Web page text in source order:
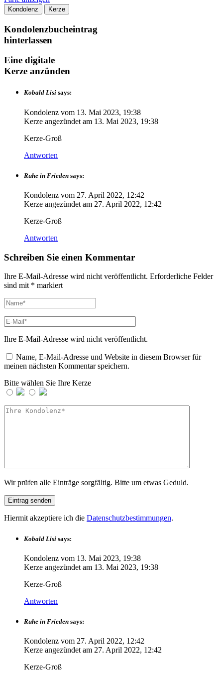
Kondolenz Kerze
Kondolenzbucheintrag
hinterlassen
Eine digitale
Kerze anzünden
Kobald Lisi says:
Kondolenz vom 13. Mai 2023, 19:38
Kerze angezündet am 13. Mai 2023, 19:38
Kerze-Groß
Antworten
Ruhe in Frieden says:
Kondolenz vom 27. April 2022, 12:42
Kerze angezündet am 27. April 2022, 12:42
Kerze-Groß
Antworten
Schreiben Sie einen Kommentar
Ihre E-Mail-Adresse wird nicht veröffentlicht. Erforderliche Felder
sind mit * markiert
Ihre E-Mail-Adresse wird nicht veröffentlicht.
Name, E-Mail-Adresse und Website in diesem Browser für
meinen nächsten Kommentar speichern.
Bitte wählen Sie Ihre Kerze
Wir prüfen alle Einträge sorgfältig. Bitte um etwas Geduld.
Hiermit akzeptiere ich die Datenschutzbestimmungen.
Kobald Lisi says:
Kondolenz vom 13. Mai 2023, 19:38
Kerze angezündet am 13. Mai 2023, 19:38
Kerze-Groß
Antworten
Ruhe in Frieden says:
Kondolenz vom 27. April 2022, 12:42
Kerze angezündet am 27. April 2022, 12:42
Kerze-Groß